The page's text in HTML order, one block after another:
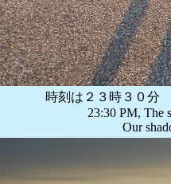
時刻は２３時３０
23:30 PM, The
Our